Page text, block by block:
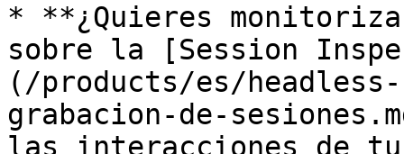
* **¿Quieres
sobre la [Session
(/products/es/
grabacion-de-
las interacciones de